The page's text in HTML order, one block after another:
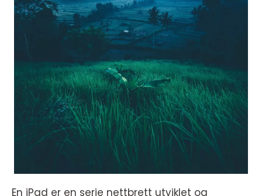
En iPad er en serie nettbrett utviklet og